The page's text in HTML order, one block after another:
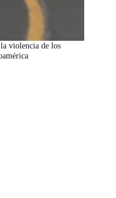
violencia de los